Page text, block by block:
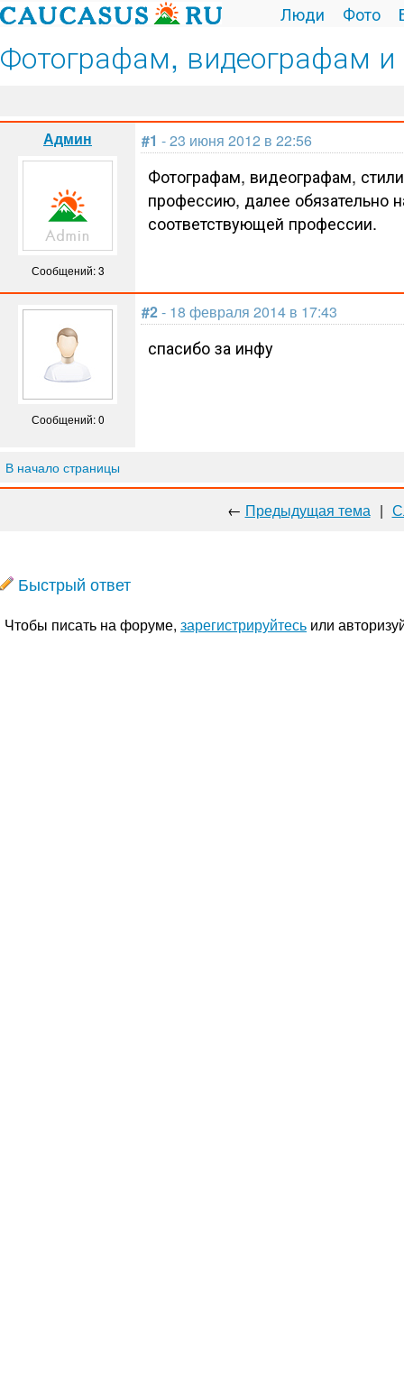
Люди Фото
Фотографам, видеографам и
Админ
Сообщений: 3
#1 - 23 июня 2012 в 22:56
Фотографам, видеографам,
профессию, далее обязательно
соответствующей профессии.
Сообщений: 0
#2- 18 февраля 2014 в 17:43
спасибо за инфу
В начало страницы
← Предыдущая тема |
Быстрый ответ
Чтобы писать на форуме, зарегистрируйтесь или